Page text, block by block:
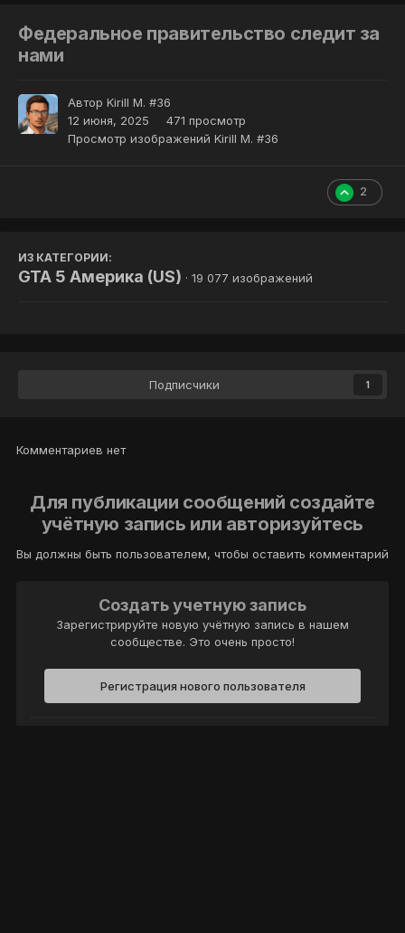
Федеральное правительство следит за
нами
Автор Kirill M. #36
12 июня, 2025
471 просмотр
Просмотр изображений Kirill M. #36
2
ИЗ КАТЕГОРИИ:
GTA 5 Америка (US) · 19 077 изображений
Подписчики 1
Комментариев нет
Для публикации сообщений создайте
учётную запись или авторизуйтесь
Вы должны быть пользователем, чтобы оставить комментарий
Создать учетную запись
Зарегистрируйте новую учётную запись в нашем
сообществе. Это очень просто!
Регистрация нового пользователя